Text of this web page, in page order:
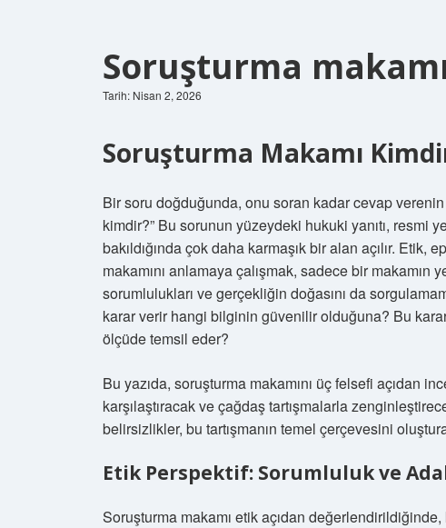
Soruşturma
Tarih: Nisan 2, 2026
Soruşturma Makamı
Bir soru doğduğunda, onu soran kadar cevap
kimdir?” Bu sorunun yüzeydeki hukuki yanıtı, resmi
bakıldığında çok daha karmaşık bir alan açılır. Etik,
makamını anlamaya çalışmak, sadece bir
sorumlulukları ve gerçekliğin doğasını da
karar verir hangi bilginin güvenilir olduğuna? Bu
ölçüde temsil eder?
Bu yazıda, soruşturma makamını üç felsefi açıdan
karşılaştıracak ve çağdaş tartışmalarla
belirsizlikler, bu tartışmanın temel çerçevesini
Etik Perspektif: Sorumluluk ve
Soruşturma makamı etik açıdan